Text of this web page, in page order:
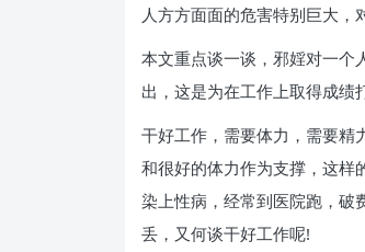
人方方面面的危害特别巨大，
本文重点谈一谈，邪婬对一个
出，这是为在工作上取得成绩
干好工作，需要体力，需要精
和很好的体力作为支撑，这样
染上性病，经常到医院跑，破
丢，又何谈干好工作呢!